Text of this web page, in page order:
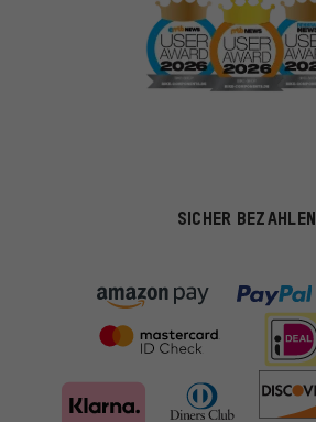
SICHER BEZAHLEN